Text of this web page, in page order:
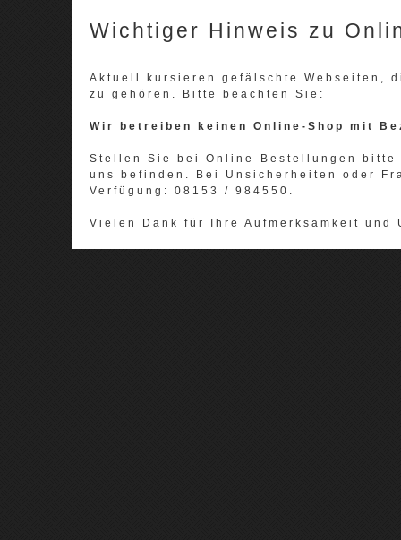
Wichtiger Hinweis zu
Aktuell kursieren gefälschte Webseiten,
zu gehören. Bitte beachten Sie:
Wir betreiben keinen Online-Shop mit
Stellen Sie bei Online-Bestellungen
uns befinden. Bei Unsicherheiten oder
Verfügung: 08153 / 984550.
Vielen Dank für Ihre Aufmerksamkeit und